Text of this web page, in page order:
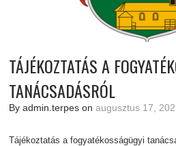
TÁJÉKOZTATÁS A
TANÁCSADÁSRÓL
By admin.terpes onaugusztus 17,
Tájékoztatás a fogyatékosságügyi